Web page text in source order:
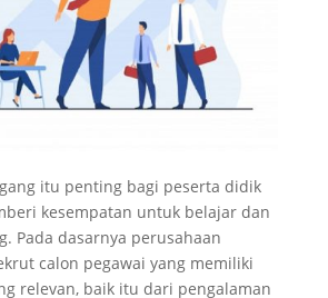
itu penting bagi peserta didik
kesempatan untuk belajar dan
Pada dasarnya perusahaan
calon pegawai yang memiliki
relevan, baik itu dari pengalaman